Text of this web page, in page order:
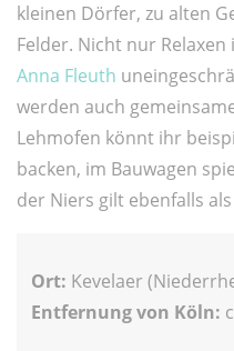
kleinen Dörfer, zu alten
Felder. Nicht nur
Anna Fleuth
werden auch
Lehmofen könnt ihr
backen, im Bauwagen
der Niers gilt ebenfalls
Ort: Kevelaer
Entfernung von Köln: